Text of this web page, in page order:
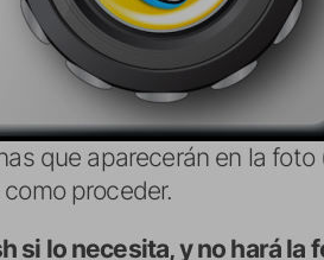
que aparecerán en la foto
proceder.
lo necesita, y no hará la